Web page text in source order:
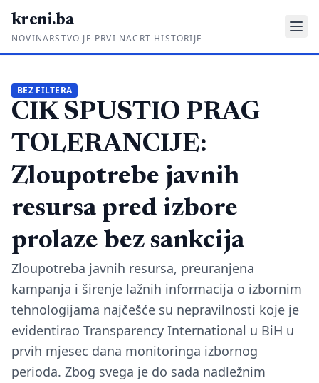
kreni.ba
NOVINARSTVO JE PRVI NACRT HISTORIJE
Priče sa ruba
Ponos i glas
Daljinski u ruke
Romski put
O nama
Impressum
Kontakt
BEZ FILTERA
CIK SPUSTIO PRAG
TOLERANCIJE:
Zloupotrebe javnih
resursa pred izbore
prolaze bez sankcija
Zloupotreba javnih resursa, preuranjena
kampanja i širenje lažnih informacija o izbornim
tehnologijama najčešće su nepravilnosti koje je
evidentirao Transparency International u BiH u
prvih mjesec dana monitoringa izbornog
perioda. Zbog svega je do sada nadležnim